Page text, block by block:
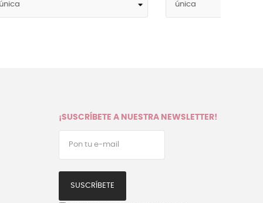
¡SUSCRÍBETE A NUESTRA NEWSLETTER!
SUSCRÍBETE